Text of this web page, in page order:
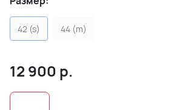
42 (s) 44 (m)
12 900 р.